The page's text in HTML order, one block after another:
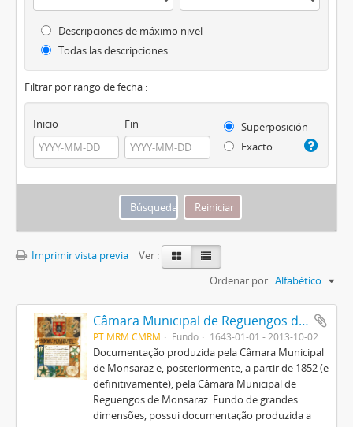
Descripciones de máximo nivel
Todas las descripciones
Filtrar por rango de fecha :
Inicio Fin
Superposición
Exacto
Imprimir vista previa
Ver :
Ordenar por: Alfabético
Câmara Municipal de Reguengos de Monsaraz
PT MRM CMRM Fundo 1643-01-01 - 2013-10-02
Documentação produzida pela Câmara Municipal
de Monsaraz e, posteriormente, a partir de 1852 (e
definitivamente), pela Câmara Municipal de
Reguengos de Monsaraz. Fundo de grandes
dimensões, possui documentação produzida a